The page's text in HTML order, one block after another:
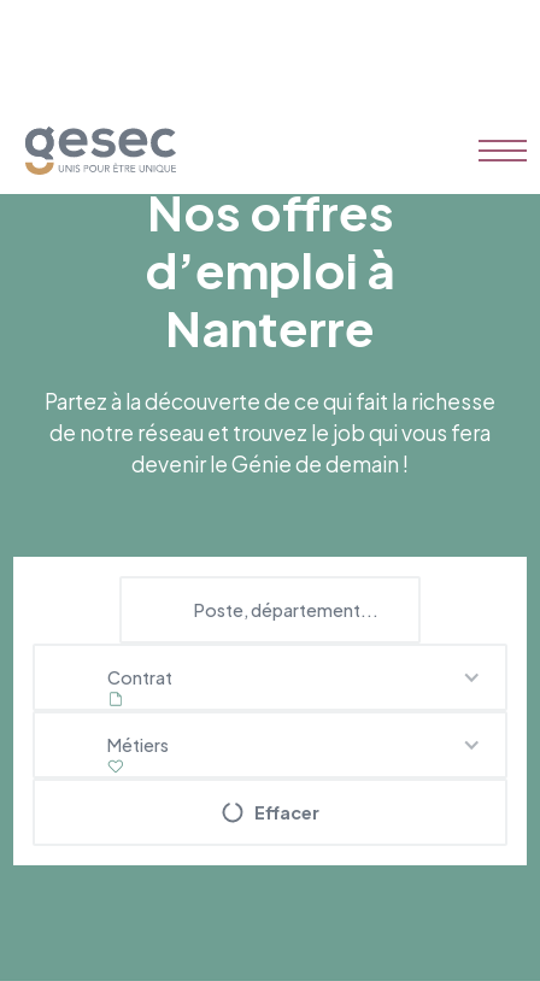
Nos offres
d’emploi à
Nanterre
Partez à la découverte de ce qui fait la richesse
de notre réseau et trouvez le job qui vous fera
devenir le Génie de demain !
Contrat
Métiers
Effacer